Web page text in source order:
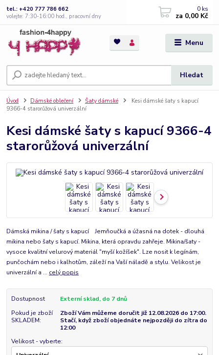
Menu
Hledat
tel.: +420 777 786 662
volejte: 7:30-16:00 hod., pracovní dny
0 ks
za 0,00 Kč
Úvod Dámské oblečení Šaty dámské
Kesi dámské šaty s kapucí
9366-4 starorůžová univerzální
Kesi dámské šaty s kapucí 9366-4
starorůžová univerzální
Dámská mikina / šaty s kapucí Jemňoučká a úžasná na dotek - dlouhá
mikina nebo šaty s kapucí. Mikina, která opravdu zahřeje. Mikina/šaty -
vysoce kvalitní velurový materiál "myší kožíšek". Lze nosit k legínám,
punčochám nebo i kalhotům, záleží na Vaší náladě a stylu. Velikost je
univerzální a ... celý popis
Dostupnost
Externí sklad, do 7 dnů
Pokud je zboží
SKLADEM:
Zboží Vám můžeme doručit již 12.08.2026 do 17:00.
Stačí, když zboží objednáte nejpozději do zítra do
12:00
Velikost - vyberte: